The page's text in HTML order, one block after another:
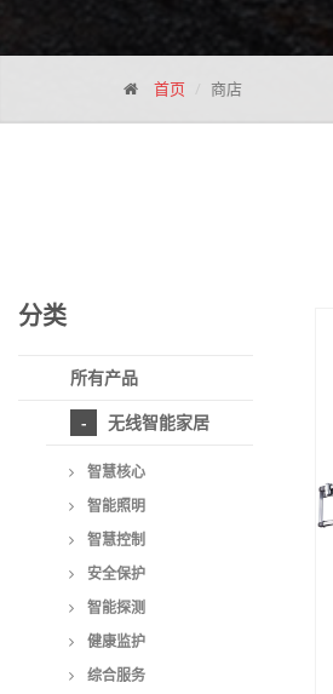
首页 商店
分类
所有产品
无线智能家居
智慧核心
智能照明
智慧控制
安全保护
智能探测
健康监护
综合服务